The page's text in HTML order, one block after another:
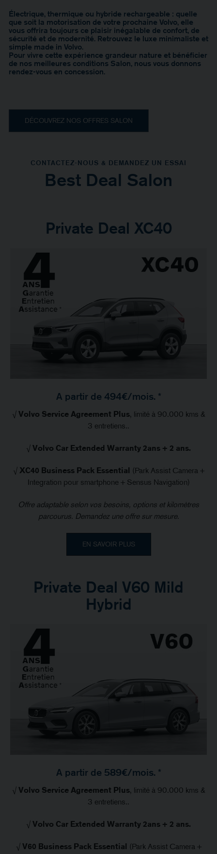
Électrique, thermique ou hybride rechargeable : quelle
que soit la motorisation de votre prochaine Volvo, elle
vous offrira toujours ce plaisir inégalable de confort, de
sécurité et de modernité. Retrouvez le luxe minimaliste et
simple made in Volvo.
Pour vivre cette expérience grandeur nature et bénéficier
de nos meilleures conditions Salon, nous vous donnons
rendez-vous en concession.
DÉCOUVREZ NOS OFFRES SALON
CONTACTEZ-NOUS & DEMANDEZ UN ESSAI
Best Deal Salon
Private Deal XC40
A partir de 494€/mois. *
√ Volvo Service Agreement Plus, limité à 90.000 kms &
3 entretiens..
√ Volvo Car Extended Warranty 2ans + 2 ans.
√ XC40 Business Pack Essential (Park Assist Camera +
Integration pour smartphone + Sensus Navigation)
Offre adaptable selon vos besoins, options et kilomètres
parcourus. Demandez une offre sur mesure.
EN SAVOIR PLUS
Private Deal V60 Mild
Hybrid
A partir de 589€/mois. *
√ Volvo Service Agreement Plus, limité à 90.000 kms &
3 entretiens..
√ Volvo Car Extended Warranty 2ans + 2 ans.
√ V60 Business Pack Essential (Park Assist Camera +